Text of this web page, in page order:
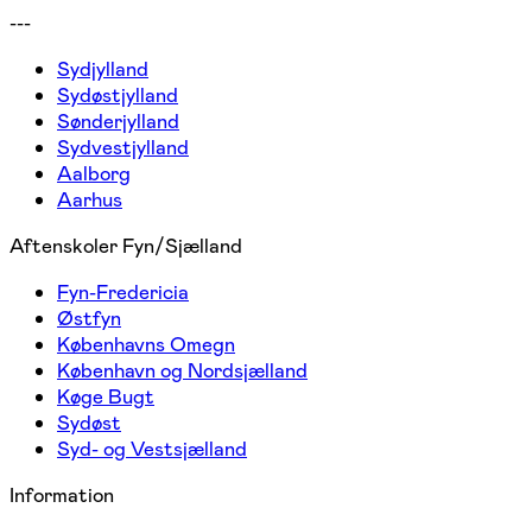
---
Sydjylland
Sydøstjylland
Sønderjylland
Sydvestjylland
Aalborg
Aarhus
Aftenskoler Fyn/Sjælland
Fyn-Fredericia
Østfyn
Københavns Omegn
København og Nordsjælland
Køge Bugt
Sydøst
Syd- og Vestsjælland
Information